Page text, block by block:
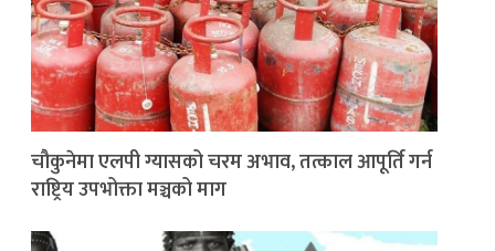
चौकुनेमा एलपी ग्यासको चरम अभाव, तत्काल आपूर्ति गर्न
राष्ट्रिय उपभोक्ता मञ्चको माग